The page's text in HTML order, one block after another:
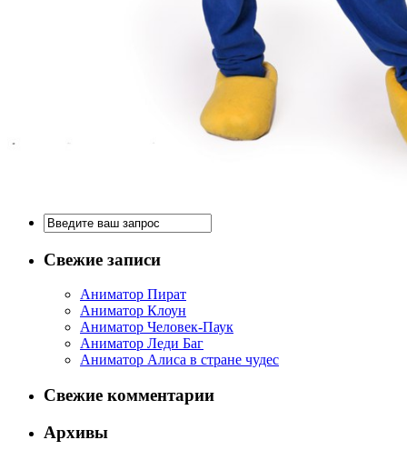
Свежие записи
Аниматор Пират
Аниматор Клоун
Аниматор Человек-Паук
Аниматор Леди Баг
Аниматор Алиса в стране чудес
Свежие комментарии
Архивы